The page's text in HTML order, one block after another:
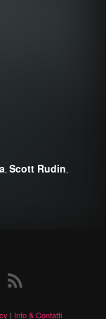
,Scott Rudin,
| Info & Contatti